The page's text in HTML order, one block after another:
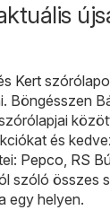
Kert
Böngésszen
és
Pepco, RS
szóló összes
egy helyen.